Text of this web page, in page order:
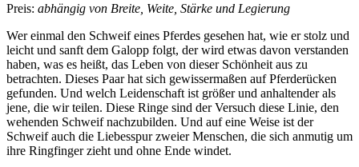
Preis: abhängig von Breite, Weite, Stärke und Legierung
Wer einmal den Schweif eines Pferdes gesehen hat, wie er stolz und
leicht und sanft dem Galopp folgt, der wird etwas davon verstanden
haben, was es heißt, das Leben von dieser Schönheit aus zu
betrachten. Dieses Paar hat sich gewissermaßen auf Pferderücken
gefunden. Und welch Leidenschaft ist größer und anhaltender als
jene, die wir teilen. Diese Ringe sind der Versuch diese Linie, den
wehenden Schweif nachzubilden. Und auf eine Weise ist der
Schweif auch die Liebesspur zweier Menschen, die sich anmutig um
ihre Ringfinger zieht und ohne Ende windet.